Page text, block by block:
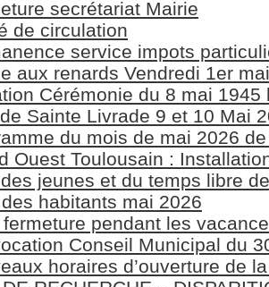
secrétariat Mairie
de circulation
service impots
aux renards Vendredi 1er
Cérémonie du 8 mai 1945
Sainte Livrade 9 et 10 Mai
du mois de mai 2026
Ouest Toulousain :
jeunes et du temps libre
habitants mai 2026
fermeture pendant les
Conseil Municipal du
horaires d’ouverture de